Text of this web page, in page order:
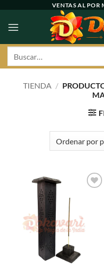
contenido
VENTAS AL POR
TIENDA /